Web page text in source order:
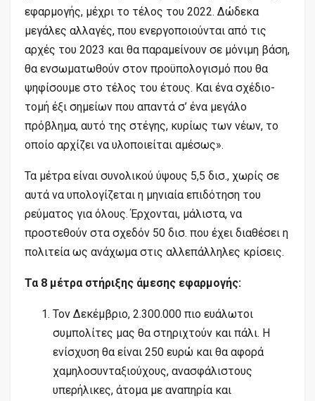
εφαρμογής, μέχρι το τέλος του 2022. Δώδεκα
μεγάλες αλλαγές, που ενεργοποιούνται από τις
αρχές του 2023 και θα παραμείνουν σε μόνιμη βάση,
θα ενσωματωθούν στον προϋπολογισμό που θα
ψηφίσουμε στο τέλος του έτους. Και ένα σχέδιο-
τομή έξι σημείων που απαντά σ’ ένα μεγάλο
πρόβλημα, αυτό της στέγης, κυρίως των νέων, το
οποίο αρχίζει να υλοποιείται αμέσως».
Τα μέτρα είναι συνολικού ύψους 5,5 δισ., χωρίς σε
αυτά να υπολογίζεται η μηνιαία επιδότηση του
ρεύματος για όλους. Έρχονται, μάλιστα, να
προστεθούν στα σχεδόν 50 δισ. που έχει διαθέσει η
πολιτεία ως ανάχωμα στις αλλεπάλληλες κρίσεις.
Τα 8 μέτρα στήριξης άμεσης εφαρμογής:
Τον Δεκέμβριο, 2.300.000 πιο ευάλωτοι
συμπολίτες μας θα στηριχτούν και πάλι. Η
ενίσχυση θα είναι 250 ευρώ και θα αφορά
χαμηλοσυνταξιούχους, ανασφάλιστους
υπερήλικες, άτομα με αναπηρία και